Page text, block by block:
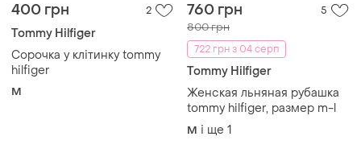
400 грн 2
Tommy Hilfiger
Сорочка у клітинку tommy
hilfiger
M
760 грн 5
800 грн
722 грн з 04 серп
Tommy Hilfiger
Женская льняная рубашка
tommy hilfiger, размер m-l
M і ще 1